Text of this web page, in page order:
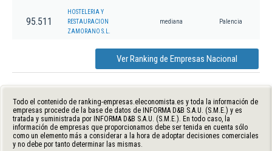
95.511
HOSTELERIA Y
RESTAURACION
ZAMORANO S.L.
mediana Palencia
Ver Ranking de Empresas Nacional
Todo el contenido de ranking-empresas.eleconomista.es y toda la información de
empresas procede de la base de datos de INFORMA D&B S.A.U. (S.M.E.) y es
tratada y suministrada por INFORMA D&B S.A.U. (S.M.E.). En todo caso, la
información de empresas que proporcionamos debe ser tenida en cuenta sólo
como un elemento más a considerar a la hora de adoptar decisiones comerciales
y no debe por tanto determinar las mismas.